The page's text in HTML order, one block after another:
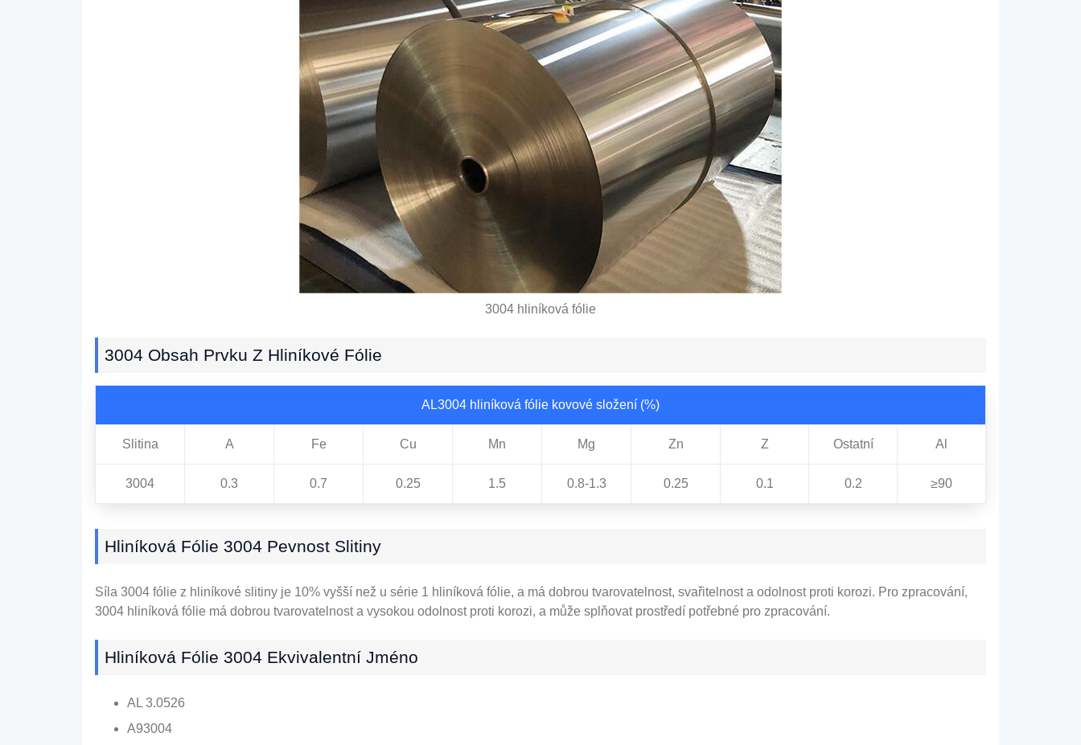
3004 hliníková fólie
3004 Obsah Prvku Z Hliníkové Fólie
AL3004 hliníková fólie kovové složení (%)
Slitina A Fe Cu Mn Mg Zn Z Ostatní Al
3004 0.3 0.7 0.25 1.5 0.8-1.3 0.25 0.1 0.2 ≥90
Hliníková Fólie 3004 Pevnost Slitiny
Síla 3004 fólie z hliníkové slitiny je 10% vyšší než u série 1 hliníková fólie, a má dobrou tvarovatelnost, svařitelnost a odolnost proti korozi. Pro zpracování,
3004 hliníková fólie má dobrou tvarovatelnost a vysokou odolnost proti korozi, a může splňovat prostředí potřebné pro zpracování.
Hliníková Fólie 3004 Ekvivalentní Jméno
AL 3.0526
A93004